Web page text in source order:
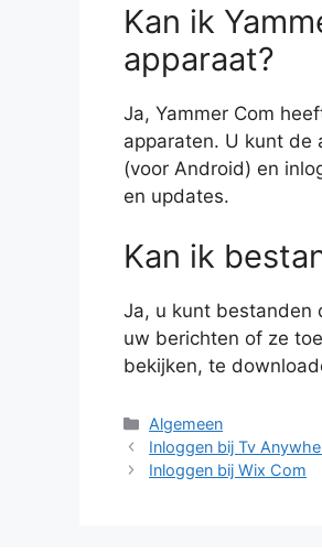
Kan ik
apparaat?
Ja, Yammer Com
apparaten. U kunt de
(voor Android) en
en updates.
Kan ik
Ja, u kunt bestanden
uw berichten of ze
bekijken, te
Categorieën
Algemeen
Inloggen bij Tv
Inloggen bij Wix Com